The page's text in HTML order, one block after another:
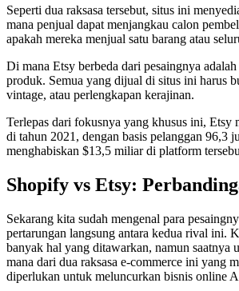
Seperti dua raksasa tersebut, situs ini
mana penjual dapat menjangkau calon
apakah mereka menjual satu barang atau
Di mana Etsy berbeda dari pesaingnya
produk. Semua yang dijual di situs ini harus
vintage, atau perlengkapan kerajinan.
Terlepas dari fokusnya yang khusus ini,
di tahun 2021, dengan basis pelanggan 96,3
menghabiskan $13,5 miliar di platform
Shopify vs Etsy:
Sekarang kita sudah mengenal para
pertarungan langsung antara kedua rival ini.
banyak hal yang ditawarkan, namun saatnya
mana dari dua raksasa e-commerce ini yang
diperlukan untuk meluncurkan bisnis online